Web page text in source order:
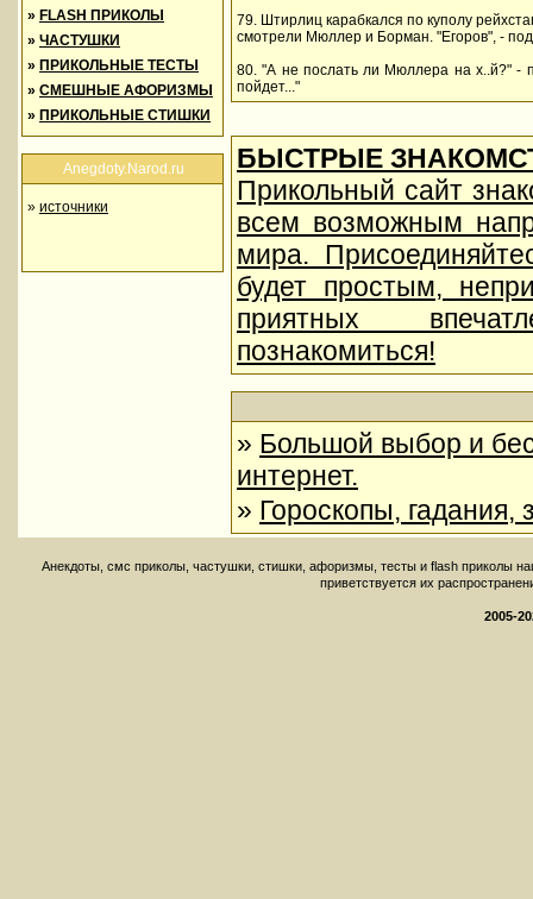
» FLASH ПРИКОЛЫ
» ЧАСТУШКИ
» ПРИКОЛЬНЫЕ ТЕСТЫ
» СМЕШНЫЕ АФОРИЗМЫ
» ПРИКОЛЬНЫЕ СТИШКИ
Anegdoty.Narod.ru
» источники
79. Штирлиц карабкался по куполу
смотрели Мюллер и Борман. "Егоров", -
80. "А не послать ли Мюллера на х..й?" -
пойдет..."
БЫСТРЫЕ
Прикольный сайт
всем возможным
мира.
будет простым,
приятных
познакомиться!
» Большой выбор и
интернет.
» Гороскопы, гадания,
Aнекдоты, смс приколы, частушки, стишки, афоризмы, тесты и flash приколы
приветствуется их
2005-